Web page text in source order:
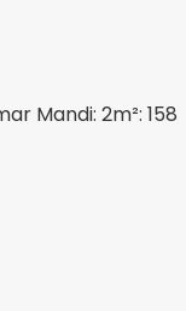
Mandi: 2m²: 158